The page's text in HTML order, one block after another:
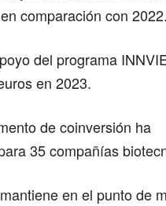
comparación con 2022.
del programa
en 2023.
de coinversión ha
35 compañías
en el punto de